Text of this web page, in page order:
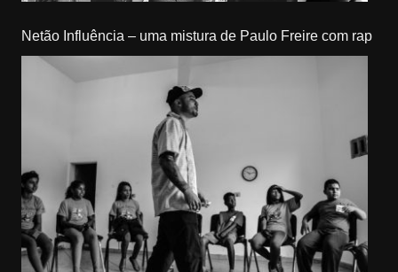
Netão Influência – uma mistura de Paulo Freire com rap